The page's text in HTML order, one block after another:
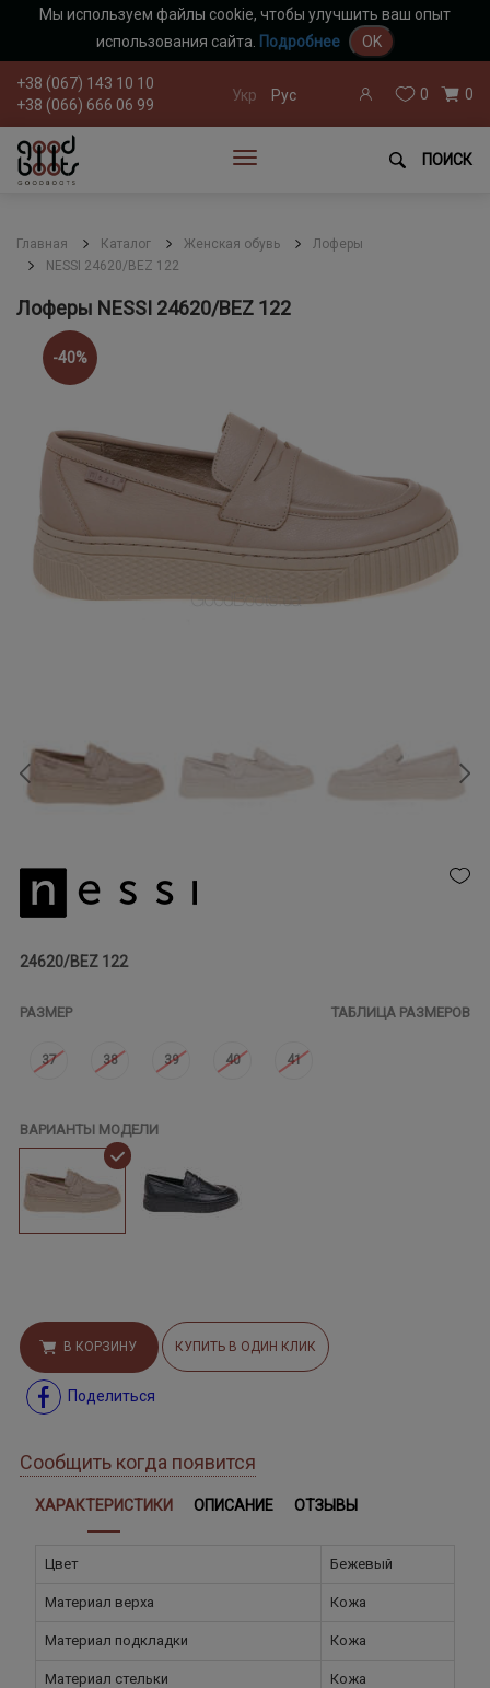
Мы используем файлы cookie, чтобы улучшить ваш опыт
использования сайта. Подробнее OK
+38 (067) 143 10 10
+38 (066) 666 06 99
Укр Рус 0 0
ПОИСК
Главная Каталог Женская обувь
Лоферы
NESSI 24620/BEZ 122
Лоферы NESSI 24620/BEZ 122
-40%
24620/BEZ 122
РАЗМЕР ТАБЛИЦА РАЗМЕРОВ
37 38 39 40 41
ВАРИАНТЫ МОДЕЛИ
В КОРЗИНУ КУПИТЬ В ОДИН КЛИК
Поделиться
Сообщить когда появится
ХАРАКТЕРИСТИКИ ОПИСАНИЕ ОТЗЫВЫ
Цвет Бежевый
Материал верха Кожа
Материал подкладки Кожа
Материал стельки Кожа